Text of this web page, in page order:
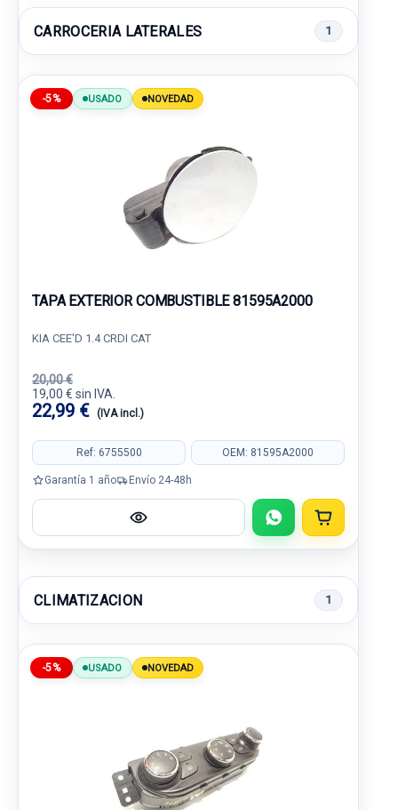
CARROCERIA LATERALES 1
-5% USADO NOVEDAD
TAPA EXTERIOR COMBUSTIBLE 81595A2000
KIA CEE'D 1.4 CRDI CAT
20,00 €
19,00 € sin IVA.
22,99 € (IVA incl.)
Ref: 6755500 OEM: 81595A2000
Garantía 1 año Envío 24-48h
CLIMATIZACION 1
-5% USADO NOVEDAD